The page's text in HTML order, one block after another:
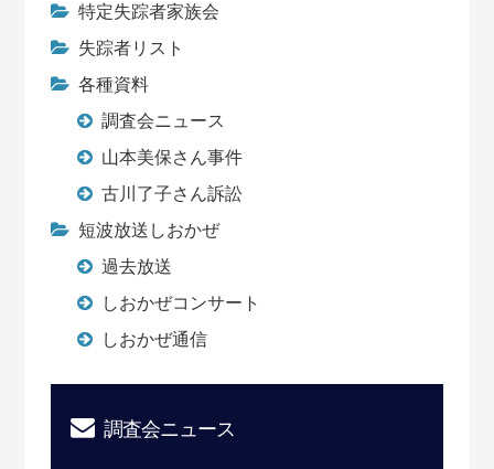
特定失踪者家族会
失踪者リスト
各種資料
調査会ニュース
山本美保さん事件
古川了子さん訴訟
短波放送しおかぜ
過去放送
しおかぜコンサート
しおかぜ通信
調査会ニュース